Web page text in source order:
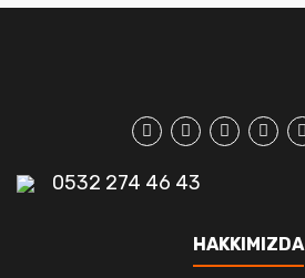
0532 274 46 43
HAKKIMIZDA